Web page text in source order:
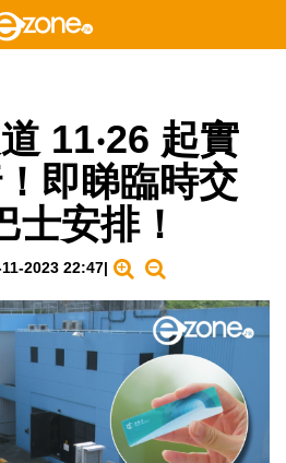
11‧26 起實
即睇臨時交
士安排！
2023 22:47|